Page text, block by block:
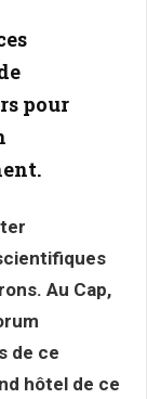
pour
Au Cap,
de ce
hôtel de ce